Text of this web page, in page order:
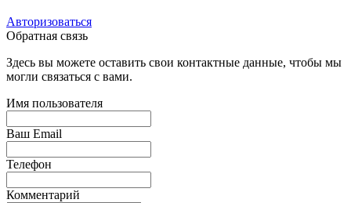
Авторизоваться
Обратная связь
Здесь вы можете оставить свои контактные данные, чтобы мы
могли связаться с вами.
Имя пользователя
Ваш Email
Телефон
Комментарий